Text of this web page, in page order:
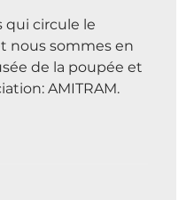
qui circule le
nous sommes en
de la poupée et
AMITRAM.